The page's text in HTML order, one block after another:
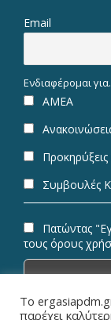
Email
Ενδιαφέρομαι
ΑΜΕΑ
Προκηρύξεις
Συμβουλές
Πατώντας
τους όρους
Το
παρέχει